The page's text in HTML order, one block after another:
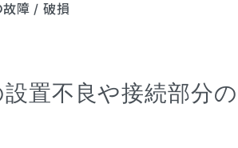
障 / 破損
置不良や接続部分の